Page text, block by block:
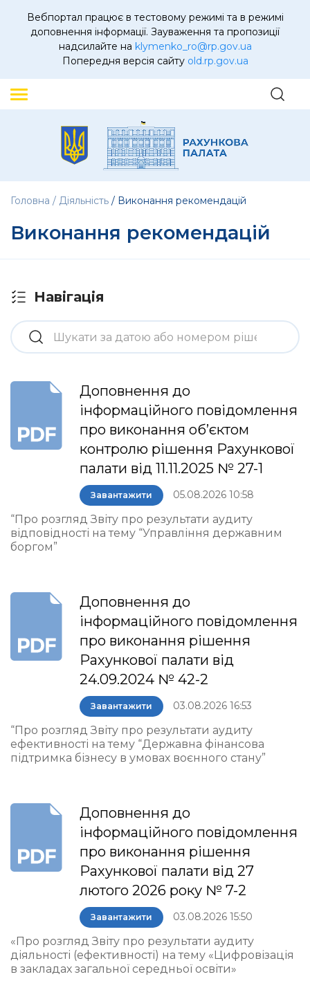
Вебпортал працює в тестовому режимі та в режимі
доповнення інформації. Зауваження та пропозиції
надсилайте на klymenko_ro@rp.gov.ua
Попередня версія сайту old.rp.gov.ua
Головна Діяльність Виконання рекомендацій
Виконання рекомендацій
Навігація
Доповнення до
інформаційного повідомлення
про виконання об’єктом
контролю рішення Рахункової
палати від 11.11.2025 № 27-1
Завантажити 05.08.2026 10:58
“Про розгляд Звіту про результати аудиту
відповідності на тему “Управління державним
боргом”
Доповнення до
інформаційного повідомлення
про виконання рішення
Рахункової палати від
24.09.2024 № 42-2
Завантажити 03.08.2026 16:53
“Про розгляд Звіту про результати аудиту
ефективності на тему “Державна фінансова
підтримка бізнесу в умовах воєнного стану”
Доповнення до
інформаційного повідомлення
про виконання рішення
Рахункової палати від 27
лютого 2026 року № 7-2
Завантажити 03.08.2026 15:50
«Про розгляд Звіту про результати аудиту
діяльності (ефективності) на тему «Цифровізація
в закладах загальної середньої освіти»